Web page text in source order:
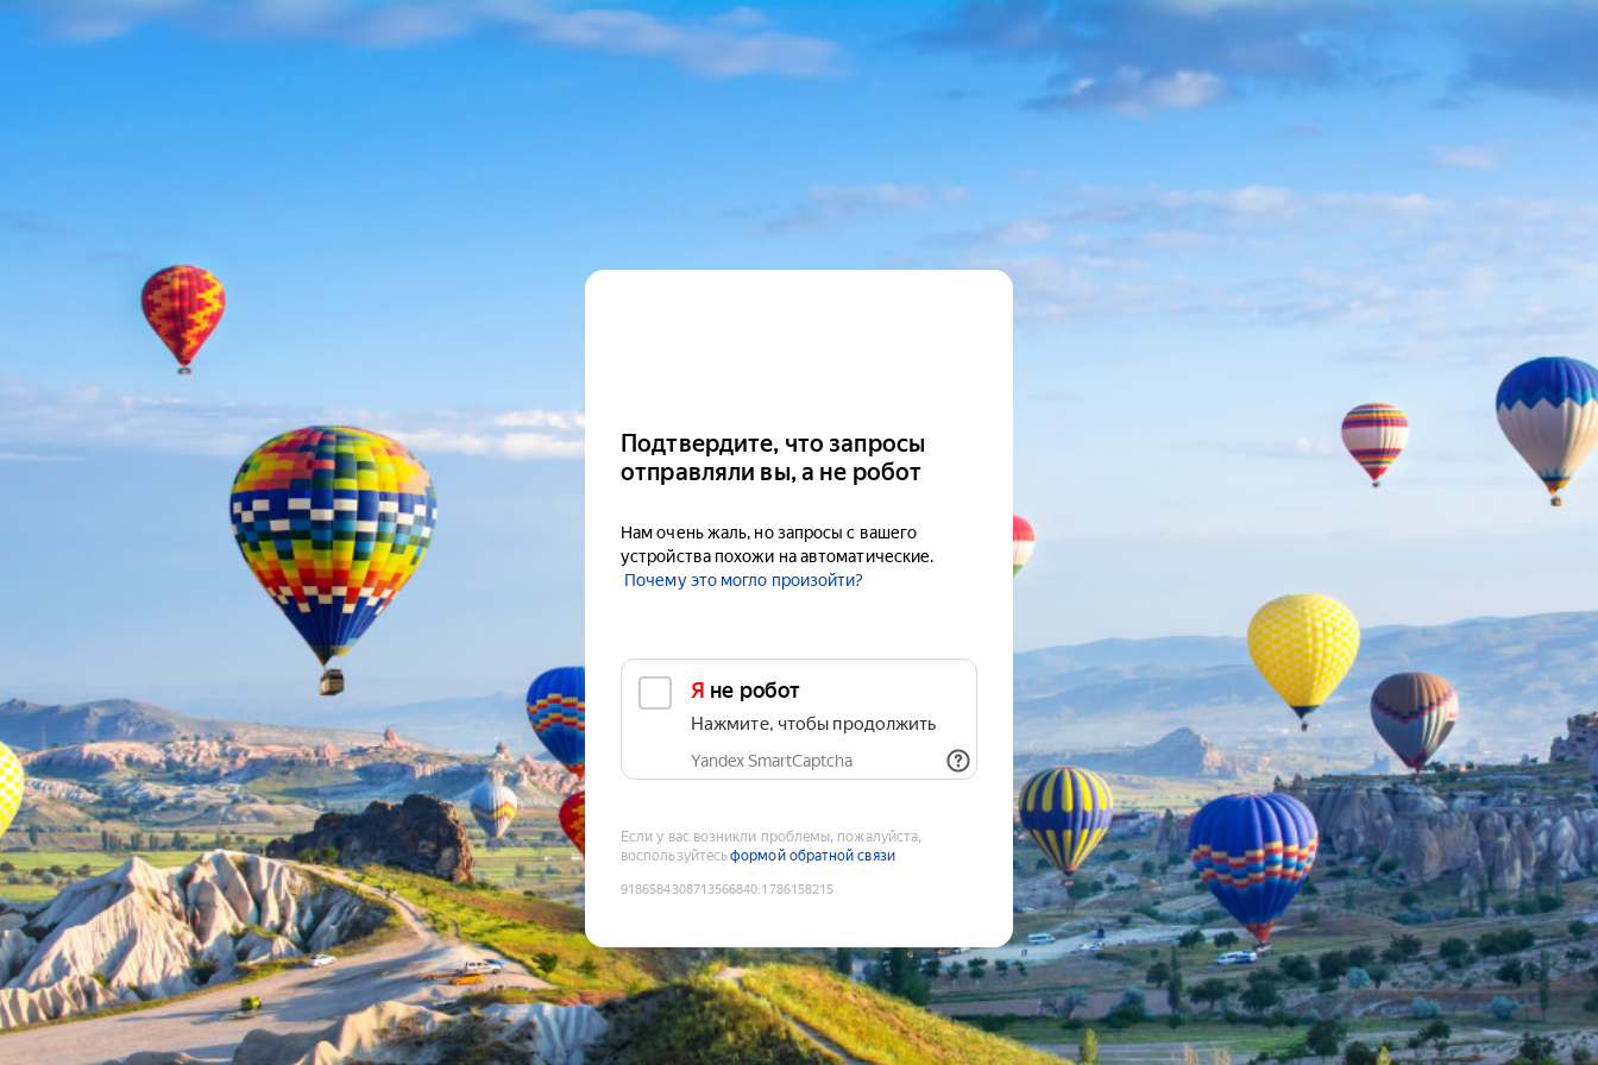
Подтвердите, что запросы
отправляли вы, а не робот
Нам очень жаль, но запросы с вашего
устройства похожи на автоматические.
Почему это могло произойти?
Я не робот
Нажмите, чтобы продолжить
Yandex SmartCaptcha
Если у вас возникли проблемы, пожалуйста,
воспользуйтесьформой обратной связи
9186584308713566840:1786158215